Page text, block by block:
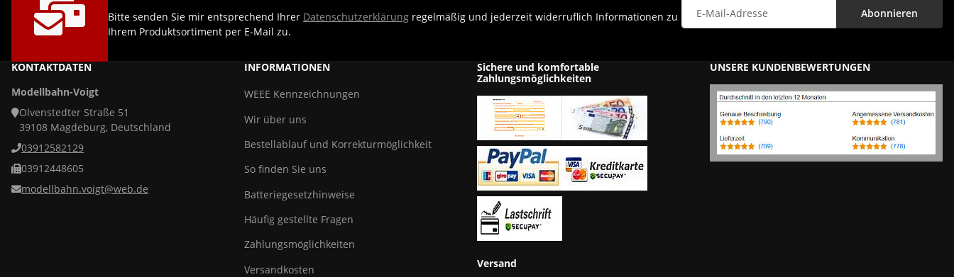
KONTAKTDATEN
Modellbahn-Voigt
Olvenstedter Straße 51
39108 Magdeburg, Deutschland
03912582129
03912448605
modellbahn.voigt@web.de
INFORMATIONEN
WEEE Kennzeichnungen
Wir über uns
Bestellablauf und Korrekturmöglichkeit
So finden Sie uns
Batteriegesetzhinweise
Häufig gestellte Fragen
Zahlungsmöglichkeiten
Versandkosten
Sichere und komfortable
Zahlungsmöglichkeiten
Versand
UNSERE KUNDENBEWERTUNGEN
Bitte senden Sie mir entsprechend Ihrer Datenschutzerklärung regelmäßig und jederzeit widerruflich Informationen zu
Ihrem Produktsortiment per E-Mail zu.
Abonnieren